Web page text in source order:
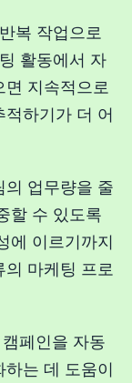
복 작업으로
활동에서 자
지속적으로
하기가 더 어
의 업무량을 줄
할 수 있도록
에 이르기까지
마케팅 프로
페인을 자동
는 데 도움이